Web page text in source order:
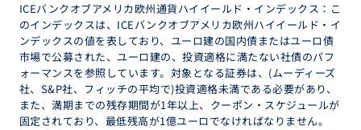
ICEバンクオブアメリカ欧州通貨ハイイールド・インデックス：こ
のインデックスは、ICEバンクオブアメリカ欧州ハイイールド・イ
ンデックスの値を表しており、ユーロ建の国内債またはユーロ債
市場で公募された、ユーロ建の、投資適格に満たない社債のパフ
ォーマンスを参照しています。対象となる証券は、(ムーディーズ
社、S&P社、フィッチの平均で)投資適格未満である必要があり、
また、満期までの残存期間が1年以上、クーポン・スケジュールが
固定されており、最低残高が1億ユーロでなければなりません。